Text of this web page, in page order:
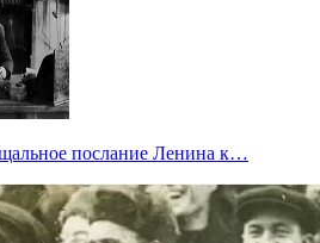
послание Ленина к…